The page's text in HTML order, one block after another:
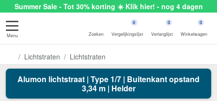
Summer Sale - Tot 30% korting ☀️ Klik hier! - nog 4 dagen
Menu Zoeken
0
Vergelijkingslijst
0
Verlanglijst
0
Winkelwagen
Lichtstraten Lichtstraten
Alumon lichtstraat | Type 1/7 | Buitenkant opstand
3,34 m | Helder